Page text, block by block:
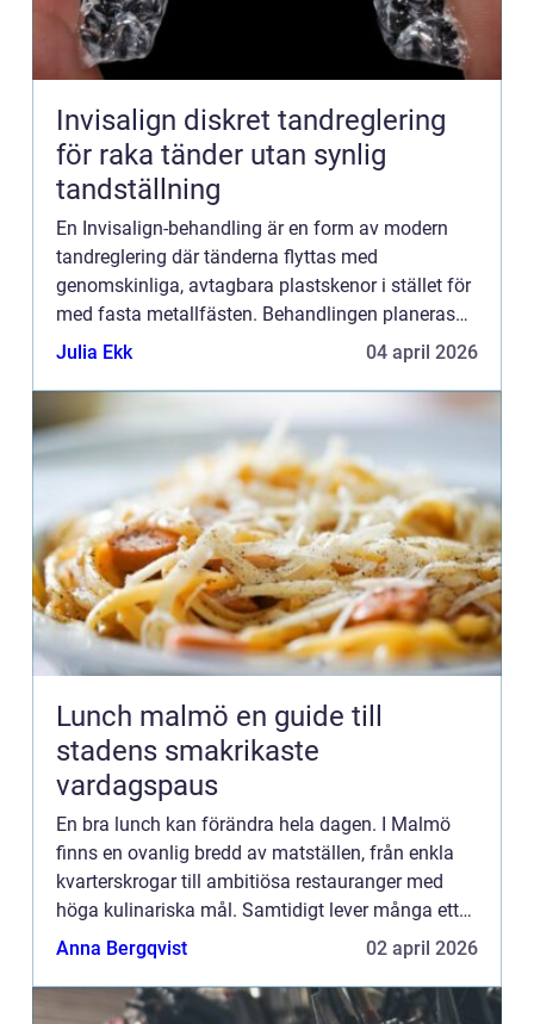
Invisalign diskret tandreglering
för raka tänder utan synlig
tandställning
En Invisalign-behandling är en form av modern
tandreglering där tänderna flyttas med
genomskinliga, avtagbara plastskenor i stället för
med fasta metallfästen. Behandlingen planeras
digitalt i 3D, skenorna anpassas individuellt och
Julia Ekk 04 april 2026
Lunch malmö en guide till
stadens smakrikaste
vardagspaus
En bra lunch kan förändra hela dagen. I Malmö
finns en ovanlig bredd av matställen, från enkla
kvarterskrogar till ambitiösa restauranger med
höga kulinariska mål. Samtidigt lever många ett
snabbt vardagsliv, där lunchen ska vara både
Anna Bergqvist 02 april 2026